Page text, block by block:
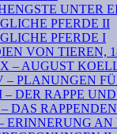
UNTER
PFERDE II
PFERDE I
VON TIEREN,
– AUGUST
– PLANUNGEN
– DER RAPPE
DAS
ERINNERUNG AN